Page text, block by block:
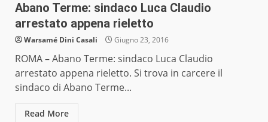
Abano Terme: sindaco Luca Claudio
arrestato appena rieletto
Warsamé Dini Casali Giugno 23, 2016
ROMA – Abano Terme: sindaco Luca Claudio
arrestato appena rieletto. Si trova in carcere il
sindaco di Abano Terme...
Read More